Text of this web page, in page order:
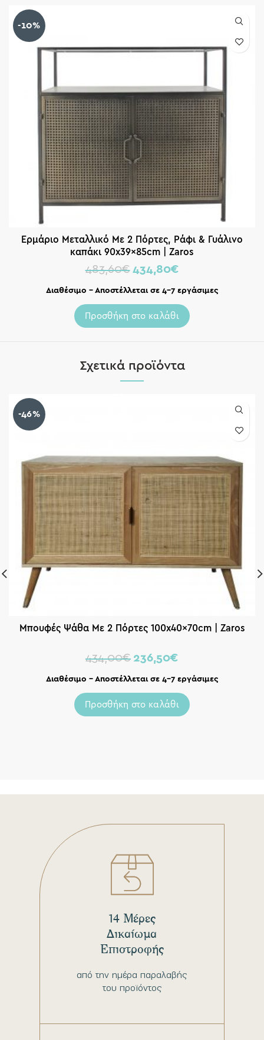
-10%
Ερμάριο Μεταλλικό Με 2 Πόρτες, Ράφι & Γυάλινο
καπάκι 90x39x85cm | Zaros
483,60€ 434,80€
Διαθέσιμο – Αποστέλλεται σε 4-7 εργάσιμες
Προσθήκη στο καλάθι
Σχετικά προϊόντα
-46%
Μπουφές Ψάθα Με 2 Πόρτες 100x40x70cm | Zaros
434,00€ 236,50€
Διαθέσιμο – Αποστέλλεται σε 4-7 εργάσιμες
Προσθήκη στο καλάθι
από την ημέρα παραλαβής
του προϊόντος
14 Μέρες
Δικαίωμα
Επιστροφής